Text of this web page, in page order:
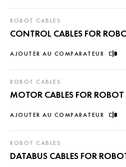
AJOUTER AU COMPARATEUR
ROBOT CABLES
CONTROL CABLES FOR
AJOUTER AU COMPARATEUR
ROBOT CABLES
MOTOR CABLES FOR
ROBOT CABLES
DATABUS CABLES FOR